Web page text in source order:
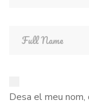
Desa el meu